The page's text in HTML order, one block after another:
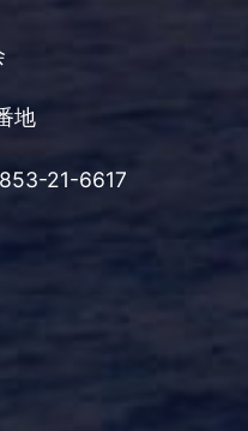
地
21-6617